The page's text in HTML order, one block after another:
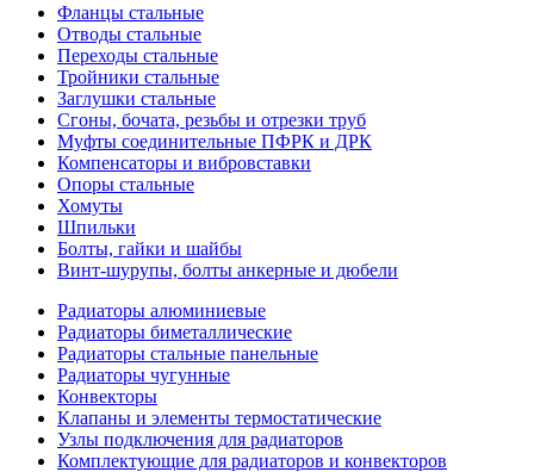
Фланцы стальные
Отводы стальные
Переходы стальные
Тройники стальные
Заглушки стальные
Сгоны, бочата, резьбы и отрезки труб
Муфты соединительные ПФРК и ДРК
Компенсаторы и вибровставки
Опоры стальные
Хомуты
Шпильки
Болты, гайки и шайбы
Винт-шурупы, болты анкерные и дюбели
Радиаторы алюминиевые
Радиаторы биметаллические
Радиаторы стальные панельные
Радиаторы чугунные
Конвекторы
Клапаны и элементы термостатические
Узлы подключения для радиаторов
Комплектующие для радиаторов и конвекторов